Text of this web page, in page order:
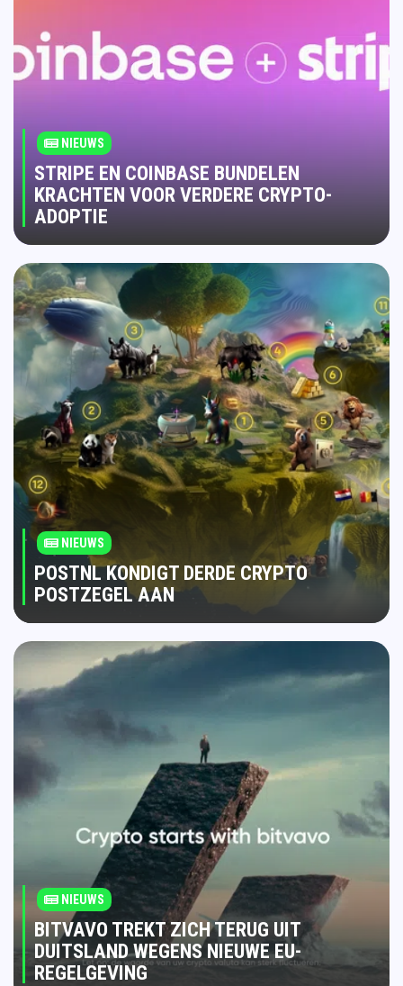
NIEUWS
STRIPE EN COINBASE BUNDELEN
KRACHTEN VOOR VERDERE CRYPTO-
ADOPTIE
NIEUWS
POSTNL KONDIGT DERDE CRYPTO
POSTZEGEL AAN
NIEUWS
BITVAVO TREKT ZICH TERUG UIT
DUITSLAND WEGENS NIEUWE EU-
REGELGEVING